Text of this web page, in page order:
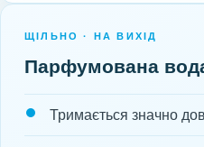
ЩІЛЬНО · НА ВИХІД
Парфумована
Тримається значно